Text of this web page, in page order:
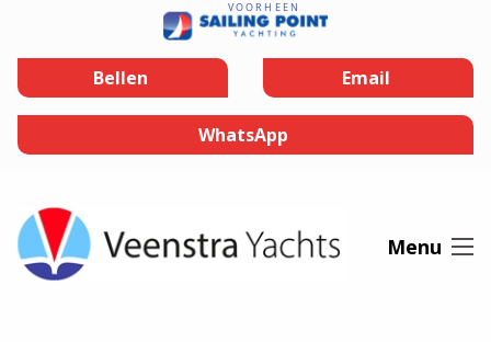
Bellen Email
WhatsApp
Menu